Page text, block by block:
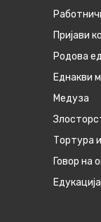
Пријави
Родова
Eднакви
Медуза
Тортура
Говор на
Едукација